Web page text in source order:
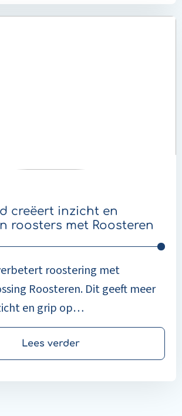
creëert inzicht en
roosters met Roosteren
roostering met
Roosteren. Dit geeft meer
en grip op
in de zorg.
Lees verder